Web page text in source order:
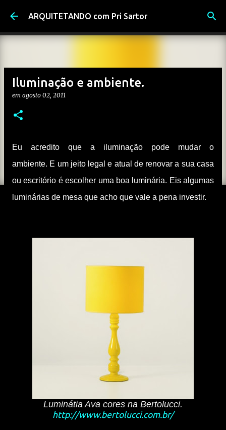
Pular para o conteúdo principal
ARQUITETANDO com Pri Sartor
Iluminação e ambiente.
em agosto 02, 2011
Eu acredito que a iluminação pode mudar o
ambiente. E um jeito legal e atual de renovar a sua casa
ou escritório é escolher uma boa luminária. Eis algumas
luminárias de mesa que acho que vale a pena investir.
Luminátia Ava cores na Bertolucci.
http://www.bertolucci.com.br/